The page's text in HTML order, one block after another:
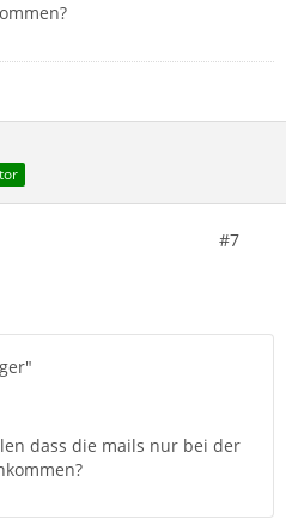
#7
dass die mails nur bei der